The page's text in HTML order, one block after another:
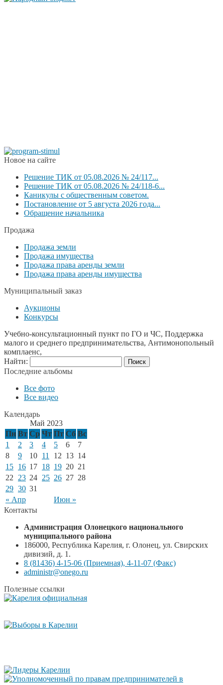
Новое на сайте
Решение ТИК от 05.08.2026 № 24/117...
Решение ТИК от 05.08.2026 № 24/118-6...
Каникулы с общественным советом.
Постановление от 5 августа 2026 года...
Обращение начальника
Продажа
Продажа земли
Продажа имущества
Продажа права аренды земли
Продажа права аренды имущества
Муниципальный заказ
Аукционы
Конкурсы
Учебно-консультационный пункт по ГО и ЧС, Поддержка
малого и среднего предпринимательства, Антимонопольный
комплаенс,
Найти:
Последние альбомы
Все фото
Все видео
Календарь
Май 2023
Пн Вт Ср Чт Пт Сб Вс
« Апр Июн »
1 2 3 4 5 6
7
8
9 10 11 12 13 14
15 16 17 18 19 20 21
22
23 24 25 26 27 28
29 30 31
Контакты
Администрация Олонецкого национального
муниципального района
186000, Республика Карелия, г. Олонец, ул. Свирских
дивизий, д. 1.
8 (81436) 4-15-06 (Приемная), 4-11-07 (Факс)
administr@onego.ru
Полезные ссылки